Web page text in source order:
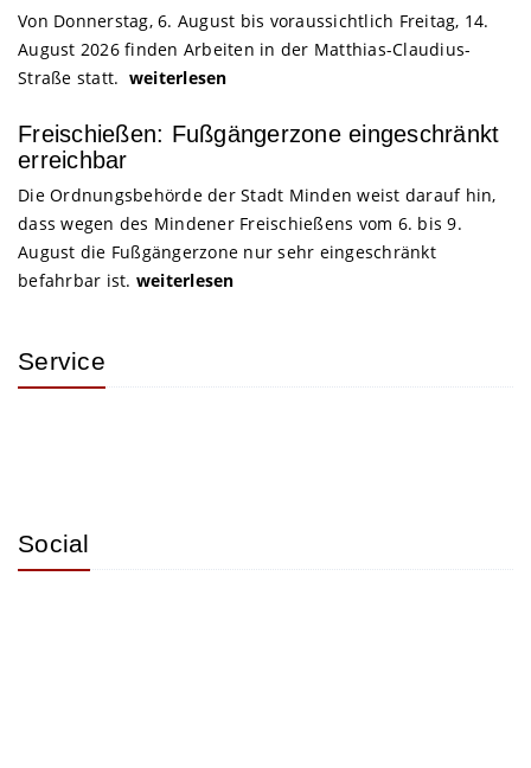
Von Donnerstag, 6. August bis voraussichtlich Freitag, 14.
August 2026 finden Arbeiten in der Matthias-Claudius-
Straße statt. weiterlesen
Freischießen: Fußgängerzone eingeschränkt
erreichbar
Die Ordnungsbehörde der Stadt Minden weist darauf hin,
dass wegen des Mindener Freischießens vom 6. bis 9.
August die Fußgängerzone nur sehr eingeschränkt
befahrbar ist. weiterlesen
Service
Social